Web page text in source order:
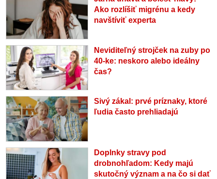
Ako rozlíšiť migrénu a kedy
navštíviť experta
Neviditeľný strojček na zuby po
40-ke: neskoro alebo ideálny
čas?
Sivý zákal: prvé príznaky, ktoré
ľudia často prehliadajú
Doplnky stravy pod
drobnohľadom: Kedy majú
skutočný význam a na čo si dať